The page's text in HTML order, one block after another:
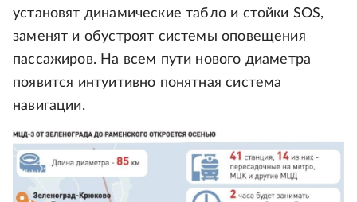
установят динамические табло и стойки SOS,
заменят и обустроят системы оповещения
пассажиров. На всем пути нового диаметра
появится интуитивно понятная система
навигации.